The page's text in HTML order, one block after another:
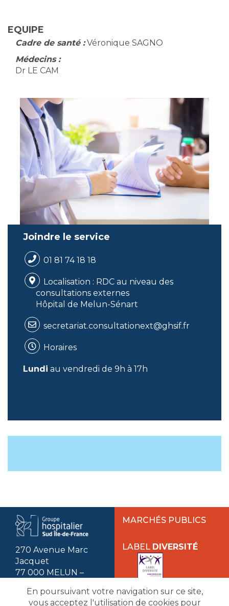
EQUIPE
Cadre de santé :Véronique SAGNO
Médecins :
Dr LE CAM
Joindre le service
01 81 74 18 18
Localisation : RDC au niveau des
consultations externes
Hôpital de Melun-Sénart
secretariat.consultationext@ghsif.fr
Horaires
Lundi au vendredi de 9h à 17h
270 Avenue Marc
Jacquet
77 000 MELUN –
01 81 74 17 17
MARCHÉS PUBLICS
LABEL DIVERSITÉ
En poursuivant votre navigation sur ce site,
vous acceptez l'utilisation de cookies pour